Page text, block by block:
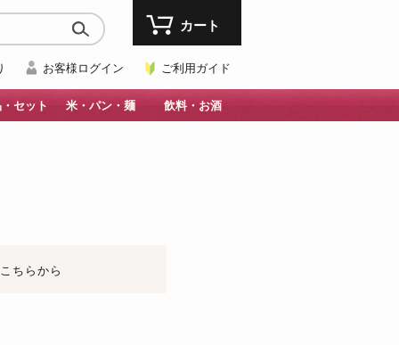
お客様ログイン ご利用ガイド
カート
セット 米・パン・麺 飲料・お酒
ちらから